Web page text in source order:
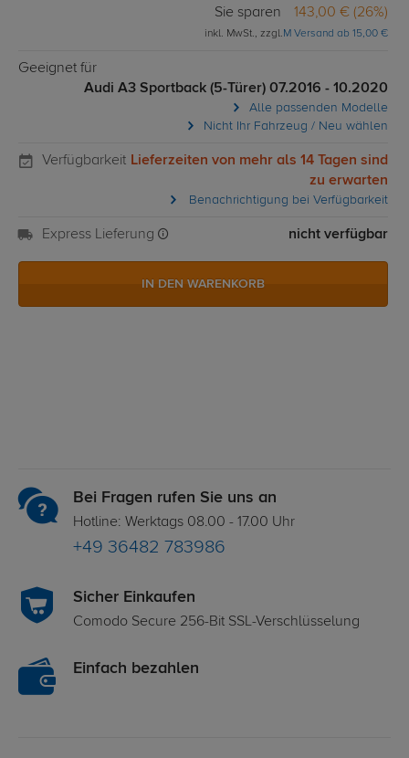
Sie sparen 143,00 € (26%)
inkl. MwSt., zzgl.M Versand ab 15,00 €
Geeignet für
Audi A3 Sportback (5-Türer) 07.2016 - 10.2020
Alle passenden Modelle
Nicht Ihr Fahrzeug / Neu wählen
Verfügbarkeit Lieferzeiten von mehr als 14 Tagen sind
zu erwarten
Benachrichtigung bei Verfügbarkeit
Express Lieferung nicht verfügbar
IN DEN WARENKORB
Bei Fragen rufen Sie uns an
Hotline: Werktags 08.00 - 17.00 Uhr
+49 36482 783986
Sicher Einkaufen
Comodo Secure 256-Bit SSL-Verschlüsselung
Einfach bezahlen